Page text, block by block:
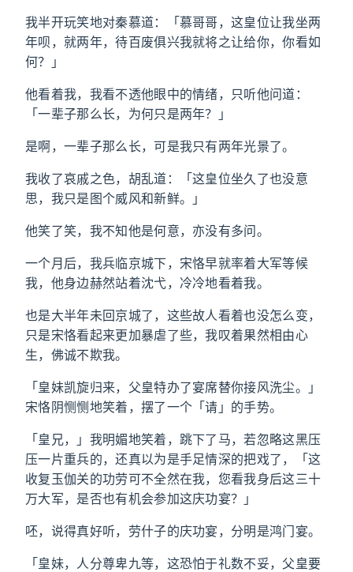
我半开玩笑地对秦慕道：「慕哥哥，这皇位让我坐两
年呗，就两年，待百废俱兴我就将之让给你，你看如
何？」
他看着我，我看不透他眼中的情绪，只听他问道：
「一辈子那么长，为何只是两年？」
是啊，一辈子那么长，可是我只有两年光景了。
我收了哀戚之色，胡乱道：「这皇位坐久了也没意
思，我只是图个威风和新鲜。」
他笑了笑，我不知他是何意，亦没有多问。
一个月后，我兵临京城下，宋恪早就率着大军等候
我，他身边赫然站着沈弋，冷冷地看着我。
也是大半年未回京城了，这些故人看着也没怎么变，
只是宋恪看起来更加暴虐了些，我叹着果然相由心
生，佛诚不欺我。
「皇妹凯旋归来，父皇特办了宴席替你接风洗尘。」
宋恪阴恻恻地笑着，摆了一个「请」的手势。
「皇兄，」我明媚地笑着，跳下了马，若忽略这黑压
压一片重兵的，还真以为是手足情深的把戏了，「这
收复玉伽关的功劳可不全然在我，您看我身后这三十
万大军，是否也有机会参加这庆功宴？」
呸，说得真好听，劳什子的庆功宴，分明是鸿门宴。
「皇妹，人分尊卑九等，这恐怕于礼数不妥，父皇要